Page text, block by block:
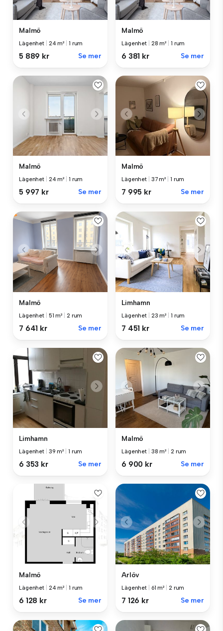
Malmö
Lägenhet 24 m² 1 rum
5 889 kr Se mer
Malmö
Lägenhet 28 m² 1 rum
6 381 kr Se mer
Malmö
Lägenhet 24 m² 1 rum
5 997 kr Se mer
Malmö
Lägenhet 37 m² 1 rum
7 995 kr Se mer
Malmö
Lägenhet 51 m² 2 rum
7 641 kr Se mer
Limhamn
Lägenhet 23 m² 1 rum
7 451 kr Se mer
Limhamn
Lägenhet 39 m² 1 rum
6 353 kr Se mer
Malmö
Lägenhet 38 m² 2 rum
6 900 kr Se mer
Malmö
Lägenhet 24 m² 1 rum
6 128 kr Se mer
Arlöv
Lägenhet 61 m² 2 rum
7 126 kr Se mer